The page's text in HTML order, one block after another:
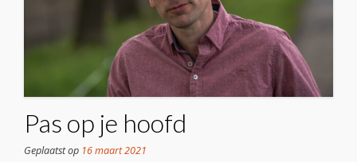
Pas op je hoofd
Geplaatst op 16 maart 2021